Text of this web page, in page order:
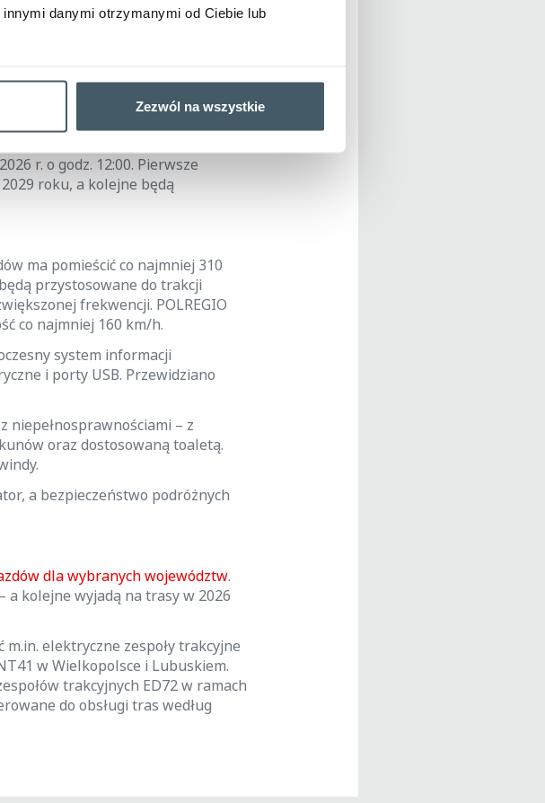
danymi otrzymanymi od Ciebie lub
Zezwól na wszystkie
realizowanych przez spółkę
od oceny wniosków złożonych
i wartości uzyskanych środków.
r. o godz. 12:00. Pierwsze
roku, a kolejne będą
ma pomieścić co najmniej 310
przystosowane do trakcji
frekwencji. POLREGIO
co najmniej 160 km/h.
system informacji
i porty USB. Przewidziano
niepełnosprawnościami – z
oraz dostosowaną toaletą.
a bezpieczeństwo podróżnych
dla wybranych województw.
a kolejne wyjadą na trasy w 2026
elektryczne zespoły trakcyjne
w Wielkopolsce i Lubuskiem.
trakcyjnych ED72 w ramach
do obsługi tras według